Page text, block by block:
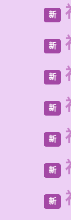
新
新
新
新
新
新
新